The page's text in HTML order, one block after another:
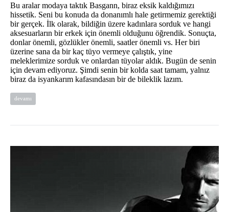
Bu aralar modaya taktık Basgann, biraz eksik kaldığımızı
hissetik. Seni bu konuda da donanımlı hale getirmemiz gerektiği
bir gerçek. İlk olarak, bildiğin üzere kadınlara sorduk ve hangi
aksesuarların bir erkek için önemli olduğunu öğrendik. Sonuçta,
donlar önemli, gözlükler önemli, saatler önemli vs. Her biri
üzerine sana da bir kaç tüyo vermeye çalıştık, yine
meleklerimize sorduk ve onlardan tüyolar aldık. Bugün de senin
için devam ediyoruz. Şimdi senin bir kolda saat tamam, yalnız
biraz da isyankarım kafasındasın bir de bileklik lazım.
devamı